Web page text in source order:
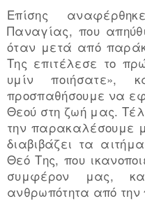
Επίσης
Παναγίας, που
όταν μετά από
Της επιτέλεσε το
υμίν ποιήσατε»,
προσπαθήσουμε να
Θεού στη ζωή μας.
την παρακαλέσουμε
διαβιβάζει τα
Θεό Της, που
συμφέρον μας,
ανθρωπότητα από την